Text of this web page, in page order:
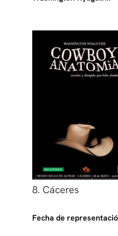
8. Cáceres
Fecha de